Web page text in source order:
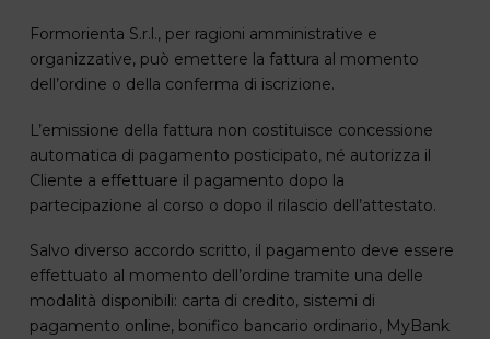
Formorienta S.r.l., per ragioni amministrative e
organizzative, può emettere la fattura al momento
dell’ordine o della conferma di iscrizione.
L’emissione della fattura non costituisce concessione
automatica di pagamento posticipato, né autorizza il
Cliente a effettuare il pagamento dopo la
partecipazione al corso o dopo il rilascio dell’attestato.
Salvo diverso accordo scritto, il pagamento deve essere
effettuato al momento dell’ordine tramite una delle
modalità disponibili: carta di credito, sistemi di
pagamento online, bonifico bancario ordinario, MyBank